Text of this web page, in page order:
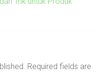
Required fields are